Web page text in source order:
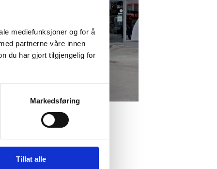
mediefunksjoner og for å
partnerne våre innen
du har gjort tilgjengelig for
Markedsføring
Tillat alle